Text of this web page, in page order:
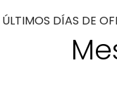
ÚLTIMOS DÍAS DE